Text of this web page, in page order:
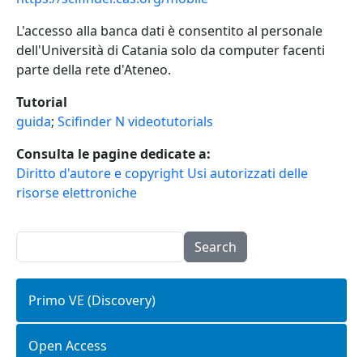
Primo VE (Discovery)
Open Access
L'accesso alla banca dati è consentito al personale
dell'Università di Catania solo da computer facenti
parte della rete d'Ateneo.
Tutorial
guida; Scifinder N videotutorials
Consulta le pagine dedicate a:
Diritto d'autore e copyright Usi autorizzati delle
risorse elettroniche